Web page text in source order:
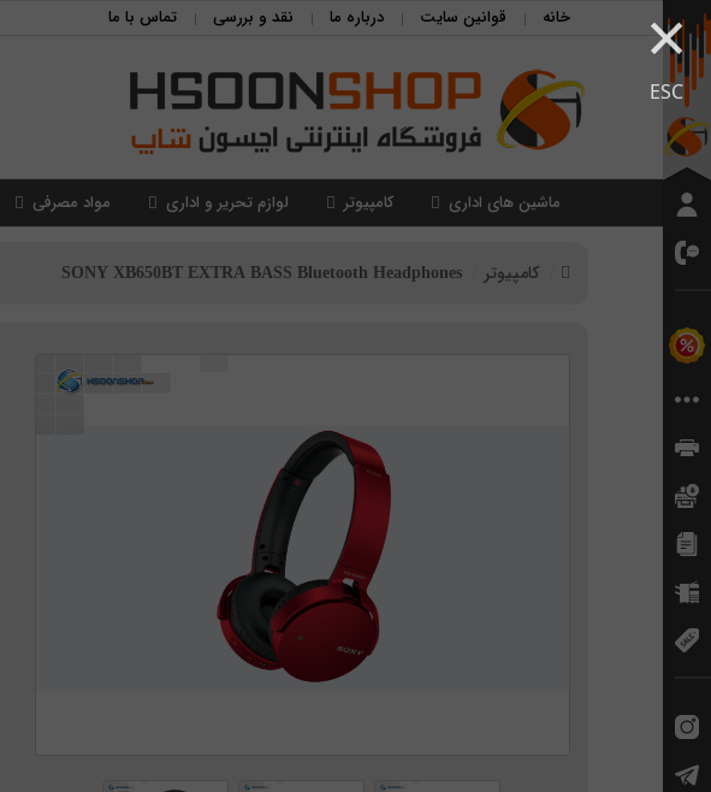
×
ESC
خانه قوانین سایت درباره ما نقد و بررسی تماس با ما
ماشین های اداری کامپیوتر لوازم تحریر و اداری مواد مصرفی
کامپیوتر SONY XB650BT EXTRA BASS Bluetooth Headphones